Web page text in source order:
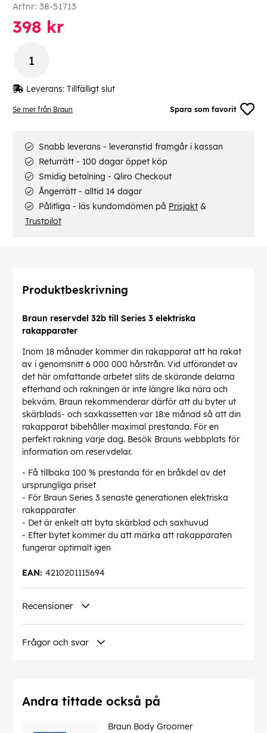
Se mer från Braun Spara som favorit
Artnr: 38-51713
398 kr
Leverans: Tillfälligt slut
Snabb leverans - leveranstid framgår i kassan
Returrätt - 100 dagar öppet köp
Smidig betalning - Qliro Checkout
Ångerrätt - alltid 14 dagar
Pålitliga - läs kundomdömen på Prisjakt &
Trustpilot
Produktbeskrivning
Braun reservdel 32b till Series 3 elektriska
rakapparater
Inom 18 månader kommer din rakapparat att ha rakat
av i genomsnitt 6 000 000 hårstrån. Vid utförandet av
det här omfattande arbetet slits de skärande delarna
efterhand och rakningen är inte längre lika nära och
bekväm. Braun rekommenderar därför att du byter ut
skärblads- och saxkassetten var 18:e månad så att din
rakapparat bibehåller maximal prestanda. För en
perfekt rakning varje dag. Besök Brauns webbplats för
information om reservdelar.
- Få tillbaka 100 % prestanda för en bråkdel av det
ursprungliga priset
- För Braun Series 3 senaste generationen elektriska
rakapparater
- Det är enkelt att byta skärblad och saxhuvud
- Efter bytet kommer du att märka att rakapparaten
fungerar optimalt igen
4210201115694
EAN:
Recensioner
Frågor och svar
Andra tittade också på
Braun Body Groomer